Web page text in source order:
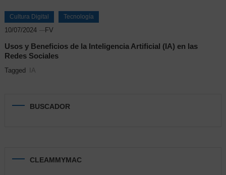
Cultura Digital Tecnología
10/07/2024 FV
Usos y Beneficios de la Inteligencia Artificial (IA) en las
Redes Sociales
Tagged IA
BUSCADOR
CLEAMMYMAC